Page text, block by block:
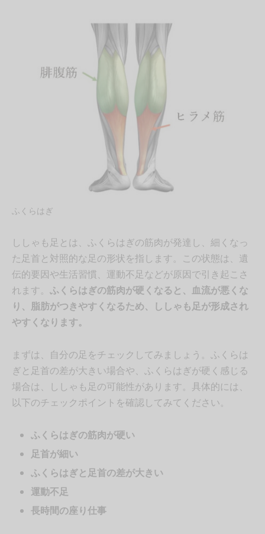
ふくらはぎ
ししゃも足とは、ふくらはぎの筋肉が発達し、細くなっ
た足首と対照的な足の形状を指します。この状態は、遺
伝的要因や生活習慣、運動不足などが原因で引き起こさ
れます。 ふくらはぎの筋肉が硬くなると、血流が悪くな
り、脂肪がつきやすくなるため、ししゃも足が形成され
やすくなります。
まずは、自分の足をチェックしてみましょう。ふくらは
ぎと足首の差が大きい場合や、ふくらはぎが硬く感じる
場合は、ししゃも足の可能性があります。具体的には、
以下のチェックポイントを確認してみてください。
ふくらはぎの筋肉が硬い
足首が細い
ふくらはぎと足首の差が大きい
運動不足
長時間の座り仕事